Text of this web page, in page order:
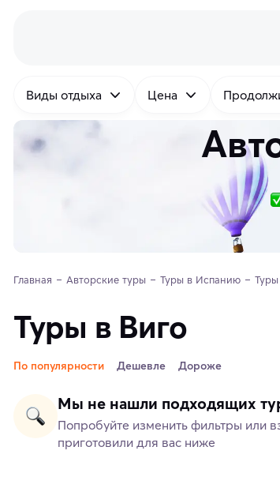
Виды отдыха Цена
Главная Авторские туры Туры в Испанию
Туры в Виго
По популярности Дешевле Дороже
Мы не нашли подходящих
Попробуйте изменить фильтры или
приготовили для вас ниже